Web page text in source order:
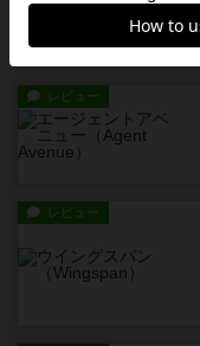
レビュー
レビュー